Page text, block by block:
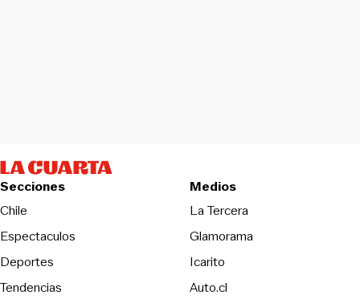
Secciones
Chile
Espectaculos
Deportes
Tendencias
Medios
La TerceraOpens in new
Glamorama
Icarito
Auto.cl